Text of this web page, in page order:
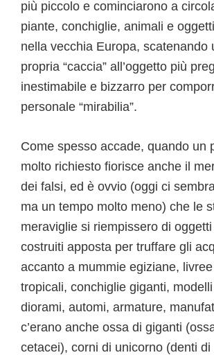
più piccolo e cominciarono a
piante, conchiglie, animali e
nella vecchia Europa, scatenando
propria “caccia” all’oggetto più
inestimabile e bizzarro per
personale “mirabilia”.
Come spesso accade, quando un
molto richiesto fiorisce anche il
dei falsi, ed è ovvio (oggi ci
ma un tempo molto meno) che le
meraviglie si riempissero di
costruiti apposta per truffare gli
accanto a mummie egiziane,
tropicali, conchiglie giganti,
diorami, automi, armature,
c’erano anche ossa di giganti
cetacei), corni di unicorno (denti